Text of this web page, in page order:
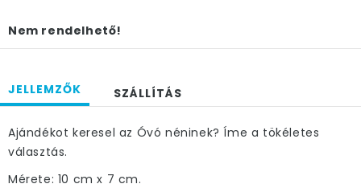
Nem rendelhető!
JELLEMZŐK SZÁLLÍTÁS
Ajándékot keresel az Óvó néninek? Íme a tökéletes
választás.
Mérete: 10 cm x 7 cm.